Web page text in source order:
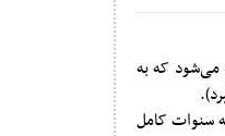
می‌شود که به
حق بیمه را از ابتدای سال ۱۴۰۵ بر مبنای پایه سنوات کامل